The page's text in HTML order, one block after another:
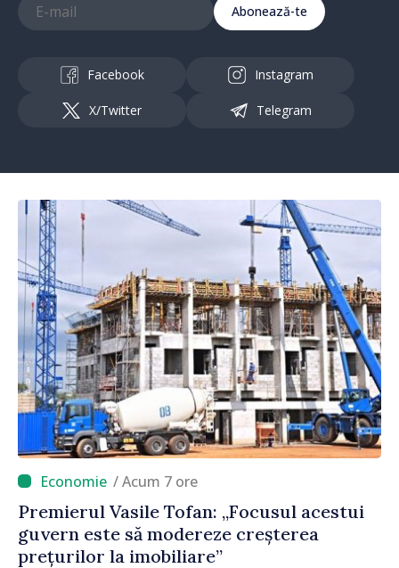
Abonează-te
Facebook Instagram
X/Twitter Telegram
/ Acum 7 ore
Premierul Vasile Tofan: „Focusul acestui
guvern este să modereze creșterea
prețurilor la imobiliare”